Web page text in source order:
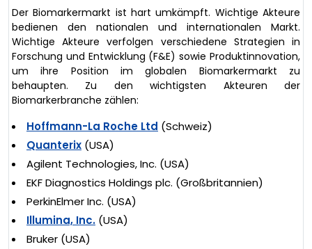
Der Biomarkermarkt ist hart umkämpft. Wichtige Akteure
bedienen den nationalen und internationalen Markt.
Wichtige Akteure verfolgen verschiedene Strategien in
Forschung und Entwicklung (F&E) sowie Produktinnovation,
um ihre Position im globalen Biomarkermarkt zu
behaupten. Zu den wichtigsten Akteuren der
Biomarkerbranche zählen:
Hoffmann-La Roche Ltd (Schweiz)
Quanterix (USA)
Agilent Technologies, Inc. (USA)
EKF Diagnostics Holdings plc. (Großbritannien)
PerkinElmer Inc. (USA)
Illumina, Inc. (USA)
Bruker (USA)